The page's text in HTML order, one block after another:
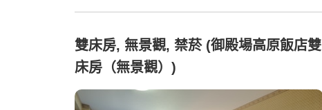
雙床房, 無景觀, 禁菸 (御殿場高原飯店雙
床房（無景觀）)